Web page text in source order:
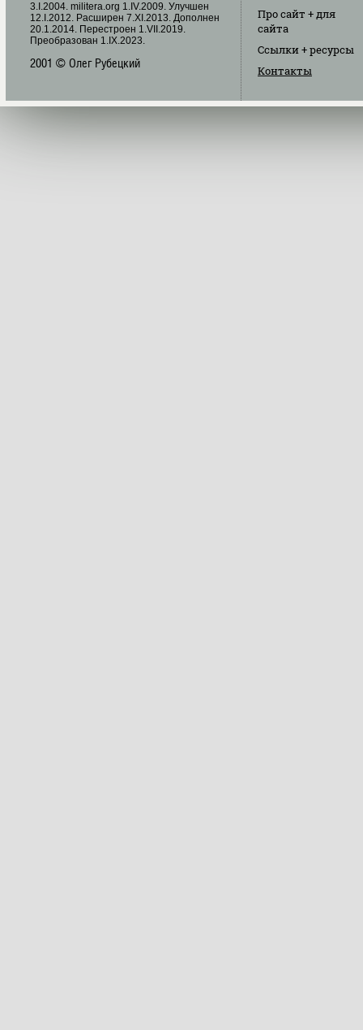
3.I.2004. militera.org 1.IV.2009. Улучшен
12.I.2012. Расширен 7.XI.2013. Дополнен
20.1.2014. Перестроен 1.VII.2019.
Преобразован 1.IX.2023.
2001 © Олег Рубецкий
Про сайт + для
сайта
Ссылки+ ресурсы
Контакты